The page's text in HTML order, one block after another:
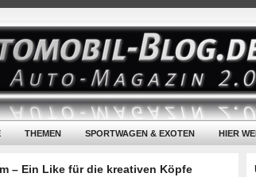
THEMEN SPORTWAGEN & EXOTEN HIER
– Ein Like für die kreativen Köpfe